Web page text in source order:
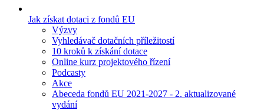
Jak získat dotaci z fondů EU
Výzvy
Vyhledávač dotačních příležitostí
10 kroků k získání dotace
Online kurz projektového řízení
Podcasty
Akce
Abeceda fondů EU 2021-2027 - 2. aktualizované
vydání